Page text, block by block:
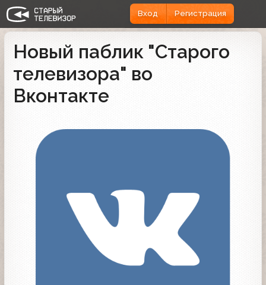
Вход Регистрация
Новый паблик "Старого
телевизора" во
Вконтакте